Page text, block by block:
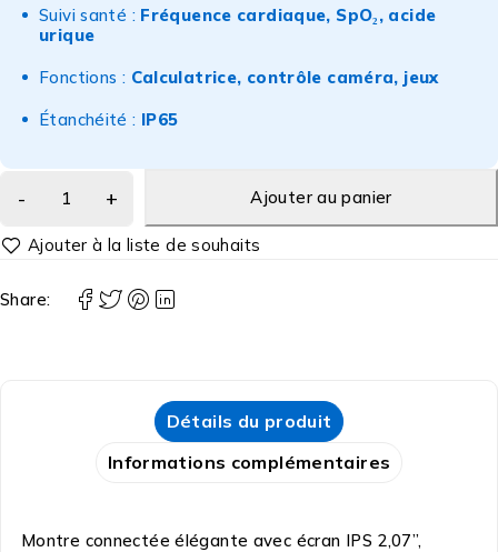
Suivi santé : Fréquence cardiaque, SpO₂, acide
urique
Fonctions : Calculatrice, contrôle caméra, jeux
Étanchéité : IP65
Ajouter au panier
Share:
Détails du produit
Informations complémentaires
Montre connectée élégante avec écran IPS 2,07”,